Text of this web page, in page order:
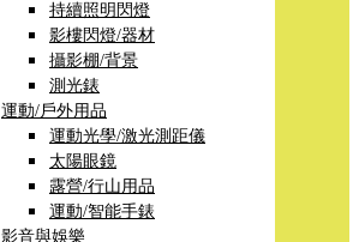
持續照明閃燈
影樓閃燈/器材
攝影棚/背景
測光錶
運動/戶外用品
運動光學/激光測距儀
太陽眼鏡
露營/行山用品
運動/智能手錶
影音與娛樂